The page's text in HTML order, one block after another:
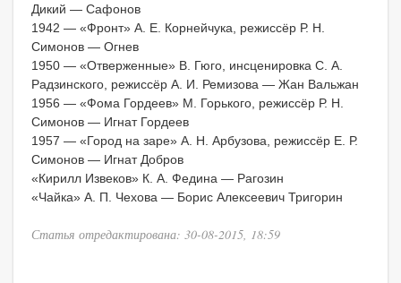
Дикий — Сафонов
1942 — «Фронт» А. Е. Корнейчука, режиссёр Р. Н.
Симонов — Огнев
1950 — «Отверженные» В. Гюго, инсценировка С. А.
Радзинского, режиссёр А. И. Ремизова — Жан Вальжан
1956 — «Фома Гордеев» М. Горького, режиссёр Р. Н.
Симонов — Игнат Гордеев
1957 — «Город на заре» А. Н. Арбузова, режиссёр Е. Р.
Симонов — Игнат Добров
«Кирилл Извеков» К. А. Федина — Рагозин
«Чайка» А. П. Чехова — Борис Алексеевич Тригорин
Статья отредактирована: 30-08-2015, 18:59